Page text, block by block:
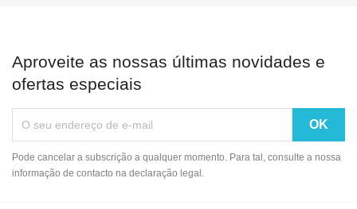
Aproveite as nossas últimas novidades e
ofertas especiais
Pode cancelar a subscrição a qualquer momento. Para tal, consulte a nossa
informação de contacto na declaração legal.